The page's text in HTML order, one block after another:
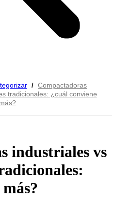
/ Compactadoras
tradicionales: ¿cuál conviene
más?
industriales vs